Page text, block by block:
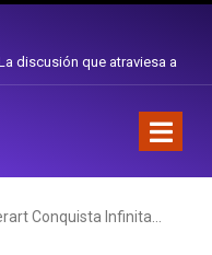
en Corporación
Conquista Infinita…